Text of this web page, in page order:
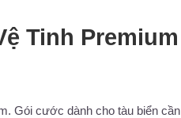
Tinh Premium
Gói cước dành cho tàu biển cần